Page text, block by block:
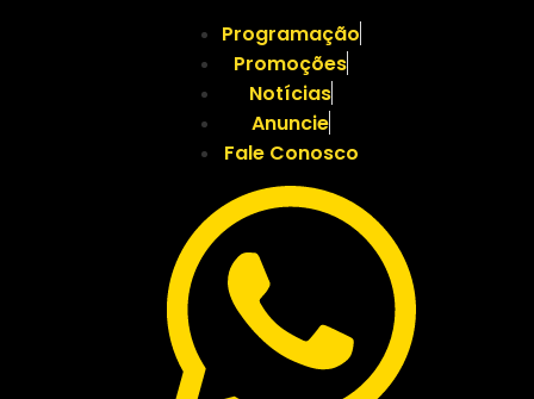
Programação
Promoções
Notícias
Anuncie
Fale Conosco